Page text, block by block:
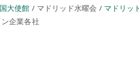
大使館 / マドリッド水曜会 / マドリッ
企業各社